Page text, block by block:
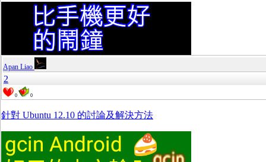
Apan Liao
2
0 0
針對 Ubuntu 12.10 的討論及解決方法